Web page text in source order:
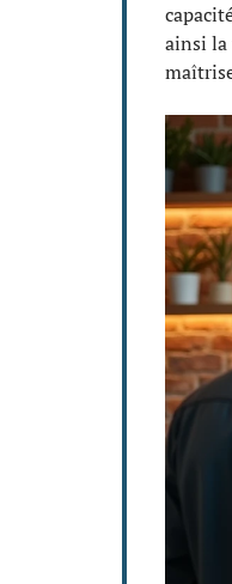
ainsi la